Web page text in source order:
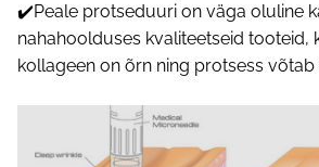
✔️Peale protseduuri on väga oluline
nahahoolduses kvaliteetseid tooteid,
kollageen on õrn ning protsess võtab